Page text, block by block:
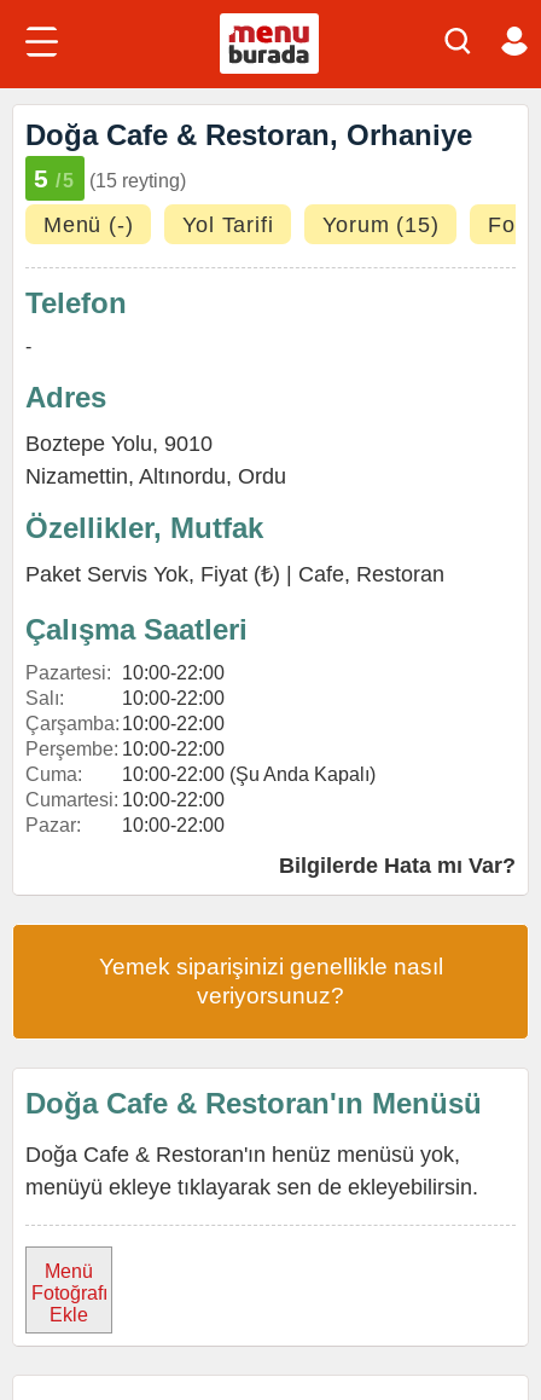
Doğa Cafe & Restoran, Orhaniye
5 /5 (15 reyting)
Menü (-) Yol Tarifi Yorum (15)
Telefon
-
Adres
Boztepe Yolu, 9010
Nizamettin, Altınordu, Ordu
Özellikler, Mutfak
Paket Servis Yok, Fiyat (₺) | Cafe, Restoran
Çalışma Saatleri
Pazartesi:
10:00-22:00
Salı:
10:00-22:00
Çarşamba: 10:00-22:00
Perşembe: 10:00-22:00
Cuma:
10:00-22:00 (Şu Anda Kapalı)
Cumartesi: 10:00-22:00
Pazar:
10:00-22:00
Bilgilerde Hata mı Var?
Yemek siparişinizi genellikle nasıl
veriyorsunuz?
Doğa Cafe & Restoran'ın Menüsü
Doğa Cafe & Restoran'ın henüz menüsü yok,
menüyü ekleye tıklayarak sen de ekleyebilirsin.
Menü
Fotoğrafı
Ekle